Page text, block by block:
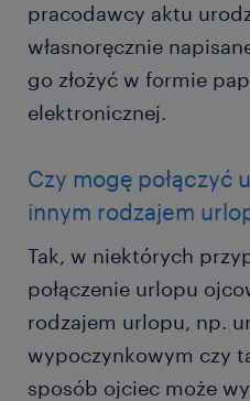
pracodawcy aktu
własnoręcznie
go złożyć w formie
elektronicznej.
Czy mogę połączyć
innym rodzajem
Tak, w niektórych
połączenie urlopu
rodzajem urlopu, np.
wypoczynkowym czy
sposób ojciec może